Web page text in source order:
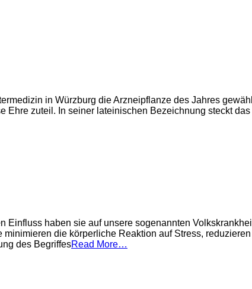
in Würzburg die Arzneipflanze des Jahres
zuteil. In seiner lateinischen Bezeichnung steckt
haben sie auf unsere sogenannten
die körperliche Reaktion auf Stress,
des BegriffesRead More…